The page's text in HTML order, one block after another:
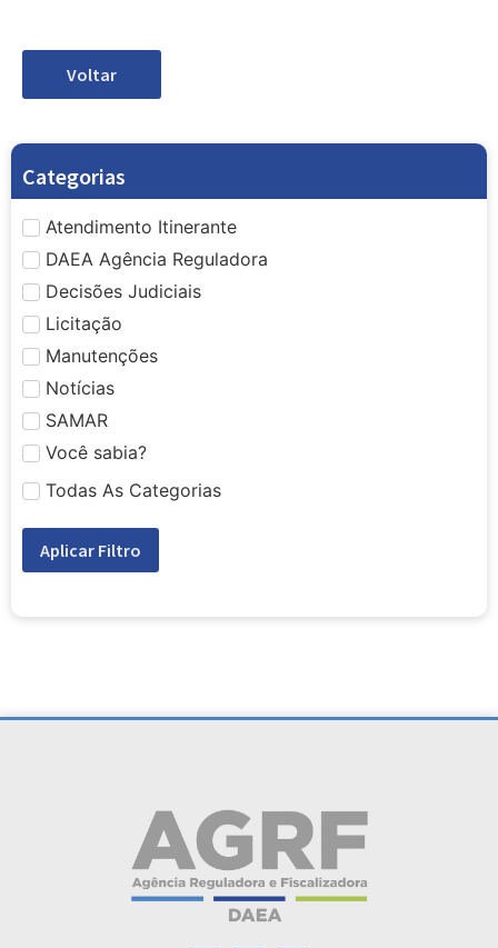
Voltar
Categorias
Atendimento Itinerante
DAEA Agência Reguladora
Decisões Judiciais
Licitação
Manutenções
Notícias
SAMAR
Você sabia?
Todas As Categorias
Aplicar Filtro